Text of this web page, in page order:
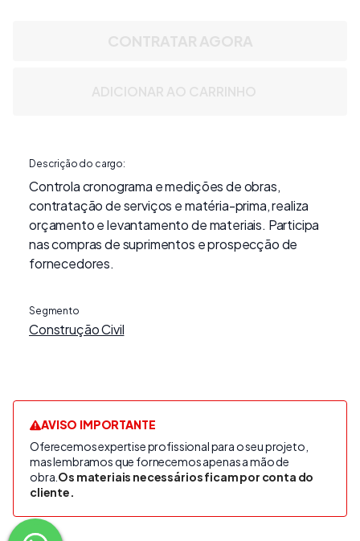
Descrição do cargo:
Controla cronograma e medições de obras,
contratação de serviços e matéria-prima, realiza
orçamento e levantamento de materiais. Participa
nas compras de suprimentos e prospecção de
fornecedores.
Segmento
Construção Civil
AVISO IMPORTANTE
Oferecemos expertise profissional para o seu projeto,
mas lembramos que fornecemos apenas a mão de
obra. Os materiais necessários ficam por conta do
cliente.